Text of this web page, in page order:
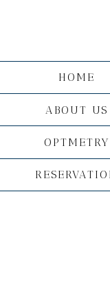
HOME
ABOUT US
OPTMETRY